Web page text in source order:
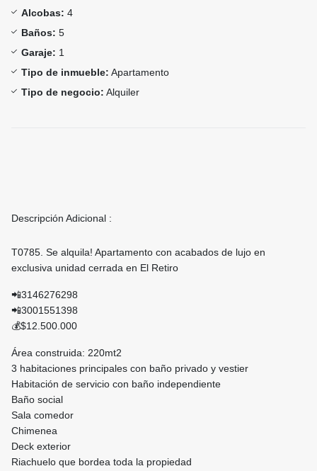
Alcobas: 4
Baños: 5
Garaje: 1
Tipo de inmueble: Apartamento
Tipo de negocio: Alquiler
Descripción Adicional :
T0785. Se alquila! Apartamento con acabados de lujo en
exclusiva unidad cerrada en El Retiro
📲3146276298
📲3001551398
💰$12.500.000
Área construida: 220mt2
3 habitaciones principales con baño privado y vestier
Habitación de servicio con baño independiente
Baño social
Sala comedor
Chimenea
Deck exterior
Riachuelo que bordea toda la propiedad